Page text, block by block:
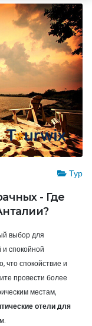
Тур
- Где
выбор для
и спокойной
что спокойствие и
провести более
местам,
отели для